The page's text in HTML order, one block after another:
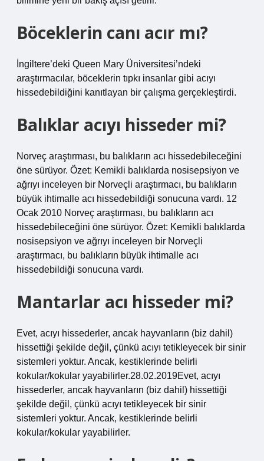
Böceklerin canı acır mı?
İngiltere’deki Queen Mary Üniversitesi’ndeki
araştırmacılar, böceklerin tıpkı insanlar gibi acıyı
hissedebildiğini kanıtlayan bir çalışma gerçekleştirdi.
Balıklar acıyı hisseder mi?
Norveç araştırması, bu balıkların acı hissedebileceğini
öne sürüyor. Özet: Kemikli balıklarda nosisepsiyon ve
ağrıyı inceleyen bir Norveçli araştırmacı, bu balıkların
büyük ihtimalle acı hissedebildiği sonucuna vardı. 12
Ocak 2010 Norveç araştırması, bu balıkların acı
hissedebileceğini öne sürüyor. Özet: Kemikli balıklarda
nosisepsiyon ve ağrıyı inceleyen bir Norveçli
araştırmacı, bu balıkların büyük ihtimalle acı
hissedebildiği sonucuna vardı.
Mantarlar acı hisseder mi?
Evet, acıyı hissederler, ancak hayvanların (biz dahil)
hissettiği şekilde değil, çünkü acıyı tetikleyecek bir sinir
sistemleri yoktur. Ancak, kestiklerinde belirli
kokular/kokular yayabilirler.28.02.2019Evet, acıyı
hissederler, ancak hayvanların (biz dahil) hissettiği
şekilde değil, çünkü acıyı tetikleyecek bir sinir
sistemleri yoktur. Ancak, kestiklerinde belirli
kokular/kokular yayabilirler.